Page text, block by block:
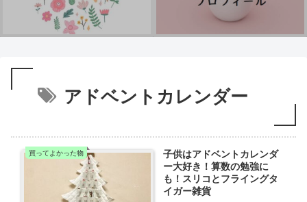
アドベントカレンダー
買ってよかった物
子供はアドベントカレンダ
ー大好き！算数の勉強に
も！スリコとフライングタ
イガー雑貨